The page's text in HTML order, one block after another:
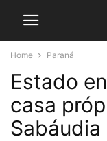
Home Paraná
Estado
casa